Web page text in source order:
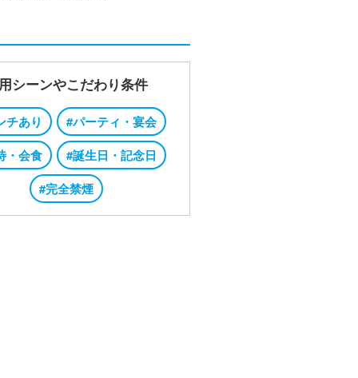
シーンやこだわり条件
チあり
#パーティ・宴会
・会食
#誕生日・記念日
#完全禁煙